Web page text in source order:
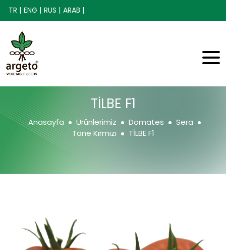
TR | ENG | RUS | ARAB |
TİLBE F1
Anasayfa Ürünlerimiz Domates
Sera
Tane Kırmızı
TİLBE F1